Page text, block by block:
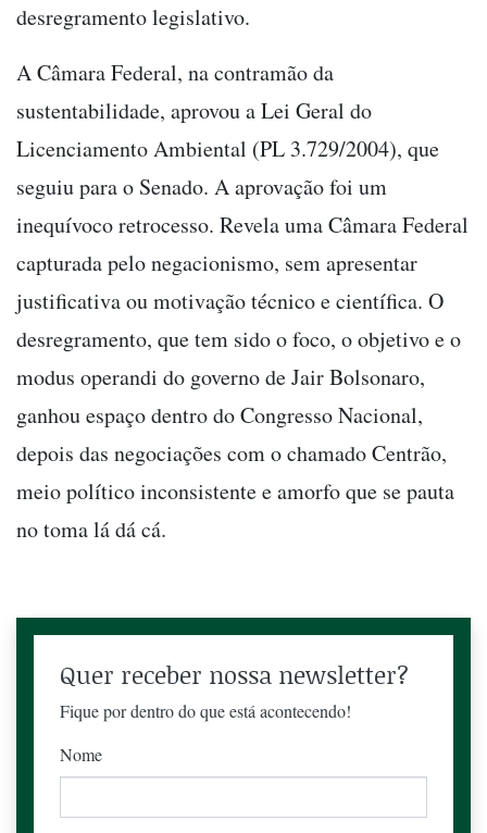
desregramento legislativo.
A Câmara Federal, na contramão da
sustentabilidade, aprovou a Lei Geral do
Licenciamento Ambiental (PL 3.729/2004), que
seguiu para o Senado. A aprovação foi um
inequívoco retrocesso. Revela uma Câmara Federal
capturada pelo negacionismo, sem apresentar
justificativa ou motivação técnico e científica. O
desregramento, que tem sido o foco, o objetivo e o
modus operandi do governo de Jair Bolsonaro,
ganhou espaço dentro do Congresso Nacional,
depois das negociações com o chamado Centrão,
meio político inconsistente e amorfo que se pauta
no toma lá dá cá.
Quer receber nossa newsletter?
Fique por dentro do que está acontecendo!
Nome